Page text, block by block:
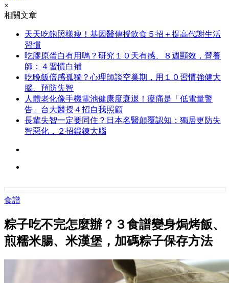
×
相關文章
天天吃飽照樣瘦！基因醫傳授飲食５招＋提高代謝生活
習慣
吃膠原蛋白有用嗎？研究１０天有感、８週顯效，營養
師：４習慣白補
吃晚飯倍感孤獨？心理師談空巢期，用１０習慣強健大
腦、預防失智
人體老化像手機電池健康度衰退！痠痛是「低電量警
告」台大醫授４招自我照顧
長輩失智一定要同住？日本名醫顛覆認知：獨居更防失
智惡化，２招鍛鍊大腦
食譜
粽子吃不完怎麼辦？３食譜變身焗烤飯、
煎糯米腸、米漢堡，加碼粽子保存方法